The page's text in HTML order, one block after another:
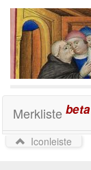
Merkliste beta
Iconleiste